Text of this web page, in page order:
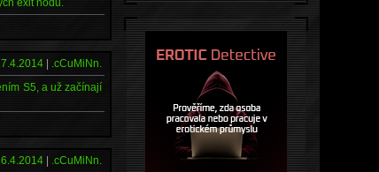
| .cCuMiNn.
S5, a už začínají
| .cCuMiNn.